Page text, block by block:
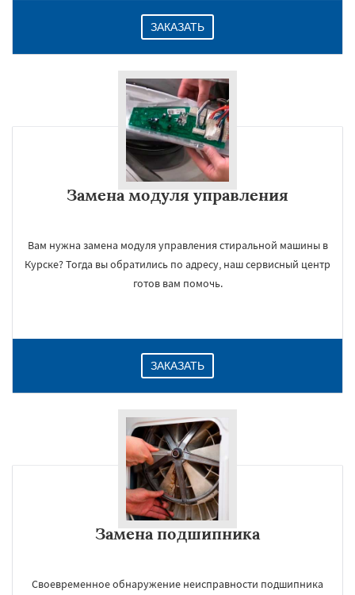
ЗАКАЗАТЬ
Замена модуля управления
Вам нужна замена модуля управления стиральной машины в
Курске? Тогда вы обратились по адресу, наш сервисный центр
готов вам помочь.
ЗАКАЗАТЬ
Замена подшипника
Своевременное обнаружение неисправности подшипника